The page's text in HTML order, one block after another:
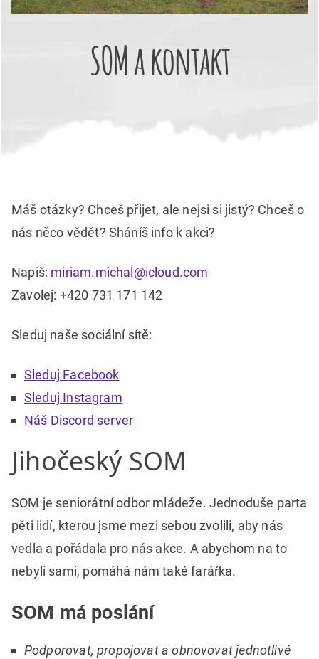
SOM a kontakt
Máš otázky? Chceš přijet, ale nejsi si jistý? Chceš o
nás něco vědět? Sháníš info k akci?
Napiš: miriam.michal@icloud.com
Zavolej: +420 731 171 142
Sleduj naše sociální sítě:
Sleduj Facebook
Sleduj Instagram
Náš Discord server
Jihočeský SOM
SOM je seniorátní odbor mládeže. Jednoduše parta
pěti lidí, kterou jsme mezi sebou zvolili, aby nás
vedla a pořádala pro nás akce. A abychom na to
nebyli sami, pomáhá nám také farářka.
SOM má poslání
Podporovat, propojovat a obnovovat jednotlivé